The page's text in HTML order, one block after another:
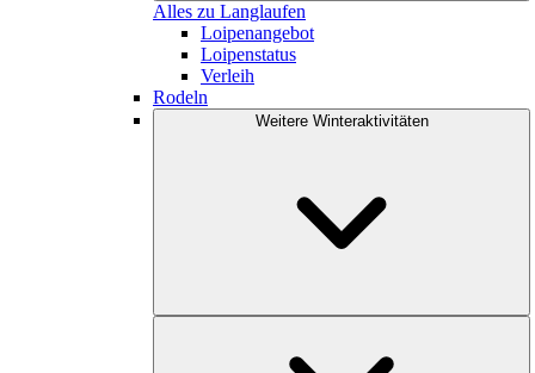
Alles zu Langlaufen
Loipenangebot
Loipenstatus
Verleih
Rodeln
Weitere Winteraktivitäten